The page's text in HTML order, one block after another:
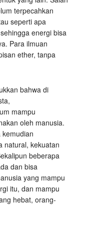
terpecahkan
seperti apa
energi bisa
Para ilmuan
ether, tanpa
bahwa di
mampu
oleh manusia.
natural, kekuatan
beberapa
dan bisa
yang mampu
itu, dan mampu
hebat, orang-